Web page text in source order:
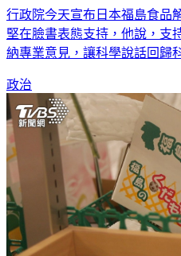
行政院今天宣布日本福島食品
堅在臉書表態支持，他說，支
納專業意見，讓科學說話回歸
政治